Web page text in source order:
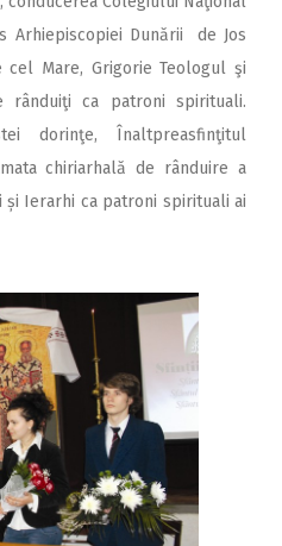
Arhiepiscopiei Dunării de Jos
cel Mare, Grigorie Teologul şi
ca patroni spirituali.
dorinţe, Înaltpreasfinţitul
chiriarhală de rânduire a
și Ierarhi ca patroni spirituali ai